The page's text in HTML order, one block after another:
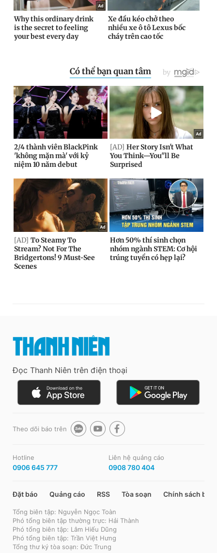
Đọc Thanh Niên trên điện thoại
Theo dõi báo trên
Hotline
0906 645 777
Liên hệ quảng cáo
0908 780 404
Đặt báo Quảng cáo RSS Tòa soạn Chính sách bảo
Tổng biên tập: Nguyễn Ngọc Toàn
Phó tổng biên tập thường trực: Hải Thành
Phó tổng biên tập: Lâm Hiếu Dũng
Phó tổng biên tập: Trần Việt Hưng
Tổng thư ký tòa soạn: Đức Trung